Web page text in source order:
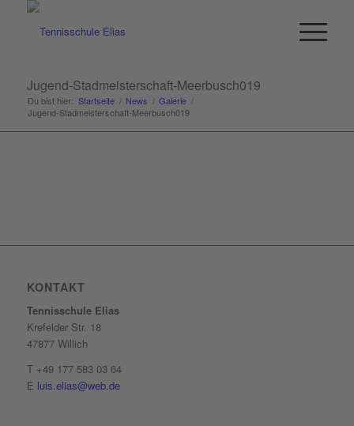
Jugend-Stadmeisterschaft-Meerbusch019
Du bist hier: Startseite / News / Galerie /
Jugend-Stadmeisterschaft-Meerbusch019
KONTAKT
Tennisschule Elias
Krefelder Str. 18
47877 Willich
T +49 177 583 03 64
E luis.elias@web.de